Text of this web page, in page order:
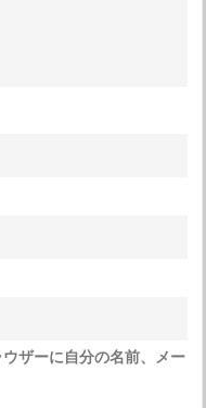
ザーに自分の名前、メー